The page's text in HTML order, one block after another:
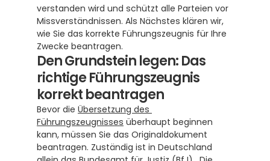
verstanden wird und schützt alle Parteien vor
Missverständnissen. Als Nächstes klären wir,
wie Sie das korrekte Führungszeugnis für Ihre
Zwecke beantragen.
Den Grundstein legen: Das
richtige Führungszeugnis
korrekt beantragen
Bevor die Übersetzung des
Führungszeugnisses überhaupt beginnen
kann, müssen Sie das Originaldokument
beantragen. Zuständig ist in Deutschland